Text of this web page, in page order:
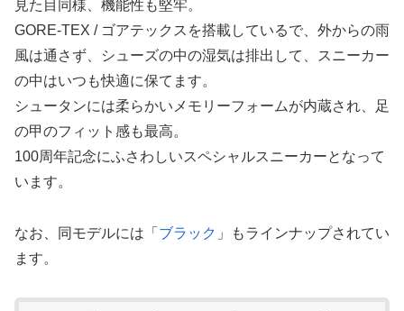
見た目同様、機能性も堅牢。
GORE-TEX / ゴアテックスを搭載しているで、外からの雨
風は通さず、シューズの中の湿気は排出して、スニーカー
の中はいつも快適に保てます。
シュータンには柔らかいメモリーフォームが内蔵され、足
の甲のフィット感も最高。
100周年記念にふさわしいスペシャルスニーカーとなって
います。
なお、同モデルには「 ブラック 」もラインナップされてい
ます。